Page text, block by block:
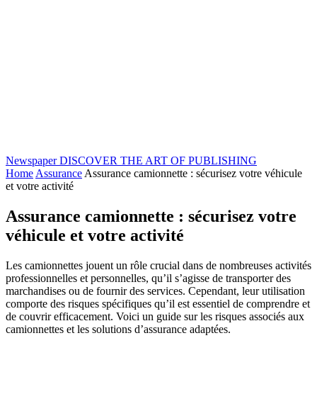
Newspaper DISCOVER THE ART OF PUBLISHING
Home Assurance Assurance camionnette : sécurisez votre véhicule
et votre activité
Assurance camionnette : sécurisez votre
véhicule et votre activité
Les camionnettes jouent un rôle crucial dans de nombreuses activités
professionnelles et personnelles, qu’il s’agisse de transporter des
marchandises ou de fournir des services. Cependant, leur utilisation
comporte des risques spécifiques qu’il est essentiel de comprendre et
de couvrir efficacement. Voici un guide sur les risques associés aux
camionnettes et les solutions d’assurance adaptées.